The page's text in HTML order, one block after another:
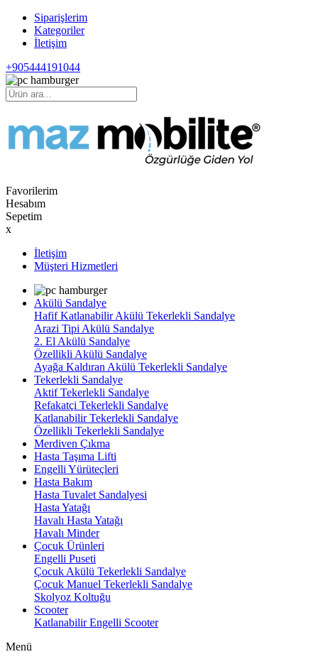
Siparişlerim
Kategoriler
İletişim
+905444191044
Favorilerim
Hesabım
Sepetim
x
İletişim
Müşteri Hizmetleri
Akülü Sandalye
Hafif Katlanabilir Akülü Tekerlekli Sandalye
Arazi Tipi Akülü Sandalye
2. El Akülü Sandalye
Özellikli Akülü Sandalye
Ayağa Kaldıran Akülü Tekerlekli Sandalye
Tekerlekli Sandalye
Aktif Tekerlekli Sandalye
Refakatçi Tekerlekli Sandalye
Katlanabilir Tekerlekli Sandalye
Özellikli Tekerlekli Sandalye
Merdiven Çıkma
Hasta Taşıma Lifti
Engelli Yürüteçleri
Hasta Bakım
Hasta Tuvalet Sandalyesi
Hasta Yatağı
Havalı Hasta Yatağı
Havalı Minder
Çocuk Ürünleri
Engelli Puseti
Çocuk Akülü Tekerlekli Sandalye
Çocuk Manuel Tekerlekli Sandalye
Skolyoz Koltuğu
Scooter
Katlanabilir Engelli Scooter
Menü